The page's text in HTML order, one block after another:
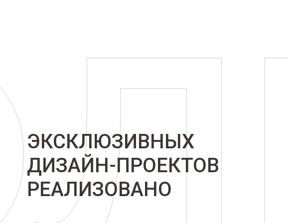
ЭКСКЛЮЗИВНЫХ
ДИЗАЙН-ПРОЕКТОВ
РЕАЛИЗОВАНО